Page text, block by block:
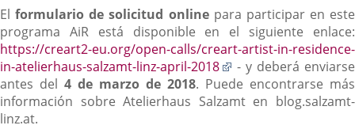
Elformulario de solicitud onlinepara participar en este
programa AiR está disponible en el siguiente enlace:
https://creart2-eu.org/open-calls/creart-artist-in-residence-
in-atelierhaus-salzamt-linz-april-2018
Enlace
a
una
- y deberá enviarse
antes del 4 de marzo de 2018. Puede encontrarse más
información sobre Atelierhaus Salzamt en blog.salzamt-
linz.at.